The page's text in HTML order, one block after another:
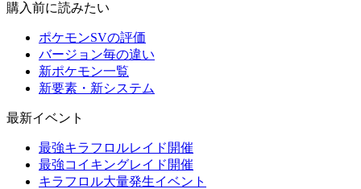
購入前に読みたい
ポケモンSVの評価
バージョン毎の違い
新ポケモン一覧
新要素・新システム
最新イベント
最強キラフロルレイド開催
最強コイキングレイド開催
キラフロル大量発生イベント